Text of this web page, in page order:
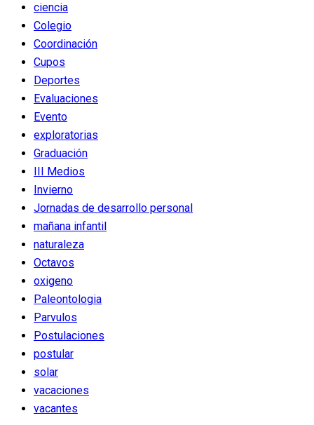
ciencia
Colegio
Coordinación
Cupos
Deportes
Evaluaciones
Evento
exploratorias
Graduación
III Medios
Invierno
Jornadas de desarrollo personal
mañana infantil
naturaleza
Octavos
oxigeno
Paleontologia
Parvulos
Postulaciones
postular
solar
vacaciones
vacantes